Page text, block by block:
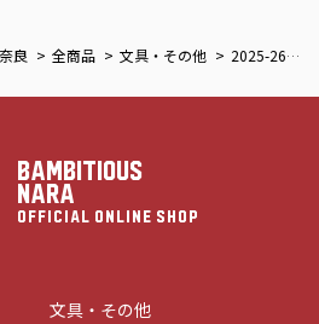
良 全商品 文具・その他 2025-26ユニフォームベアキーチェーン
BAMBITIOUS
NARA
OFFICIAL ONLINE SHOP
文具・その他